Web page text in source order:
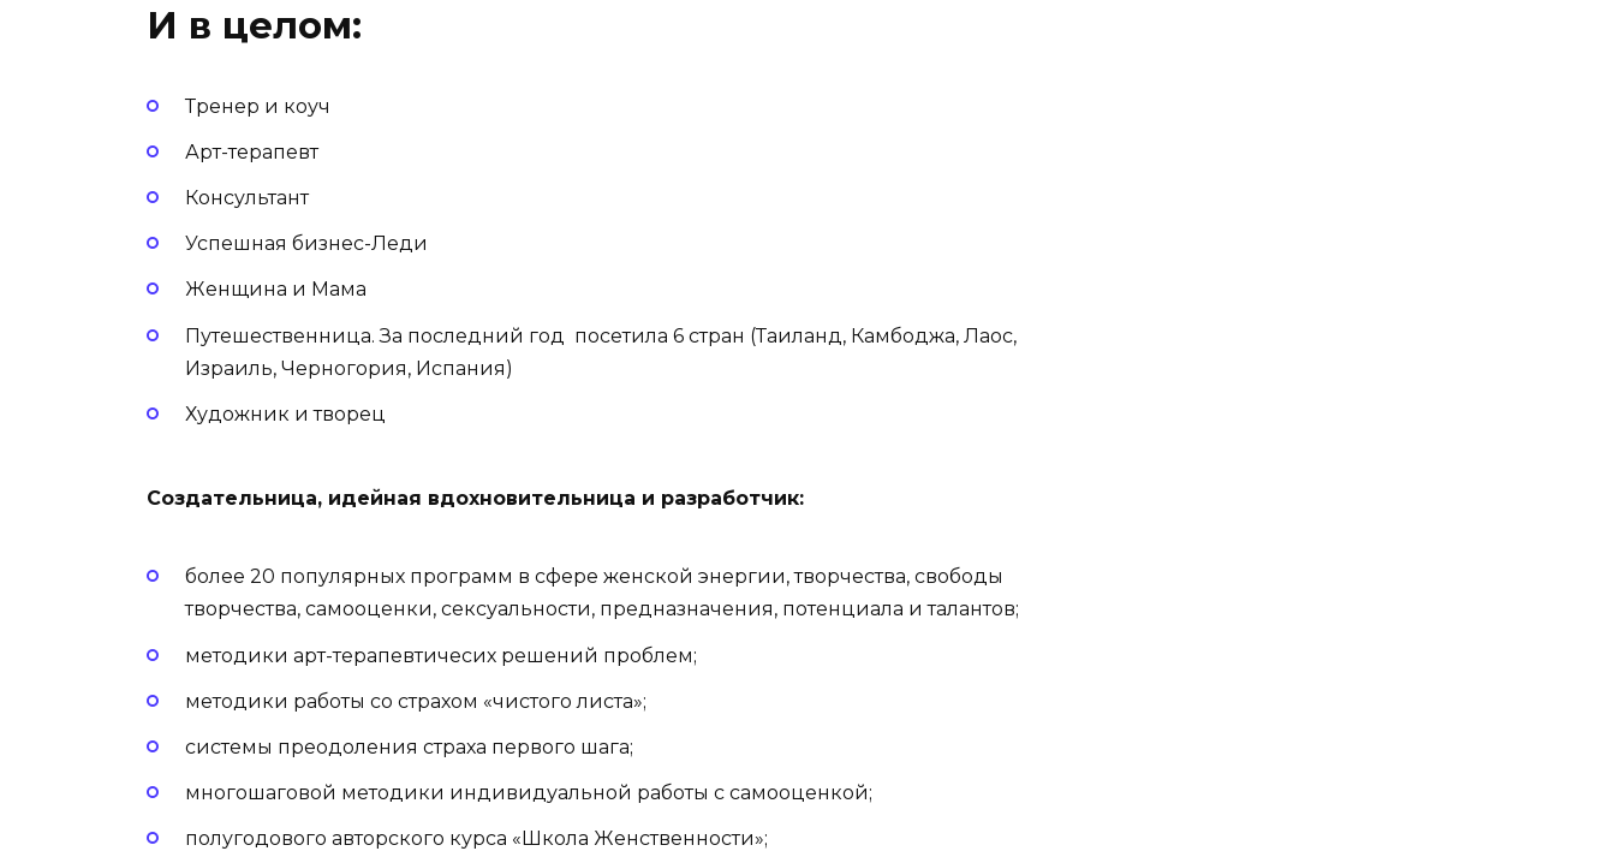
И в целом:
Тренер и коуч
Арт-терапевт
Консультант
Успешная бизнес-Леди
Женщина и Мама
Путешественница. За последний год посетила 6 стран (Таиланд, Камбоджа, Лаос,
Израиль, Черногория, Испания)
Художник и творец
Создательница, идейная вдохновительница и разработчик:
более 20 популярных программ в сфере женской энергии, творчества, свободы
творчества, самооценки, сексуальности, предназначения, потенциала и талантов;
методики арт-терапевтичесих решений проблем;
методики работы со страхом «чистого листа»;
системы преодоления страха первого шага;
многошаговой методики индивидуальной работы с самооценкой;
полугодового авторского курса «Школа Женственности»;